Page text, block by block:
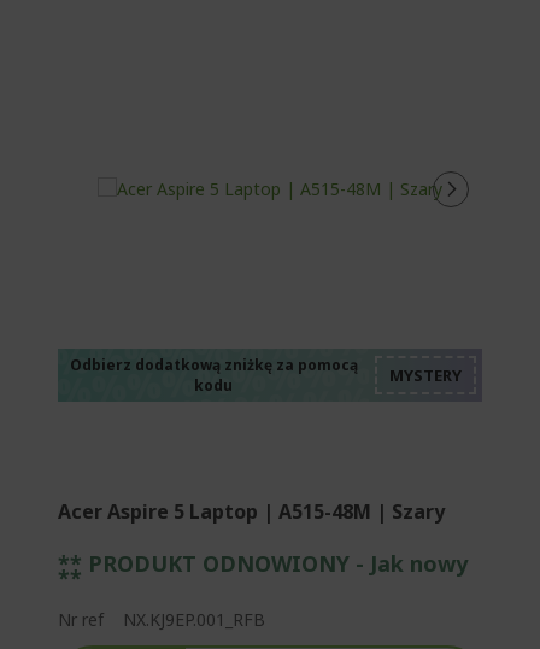
Odbierz dodatkową zniżkę za pomocą
kodu
Acer Aspire 5 Laptop | A515-48M | Szary
** PRODUKT ODNOWIONY - Jak nowy
**
Nr ref NX.KJ9EP.001_RFB